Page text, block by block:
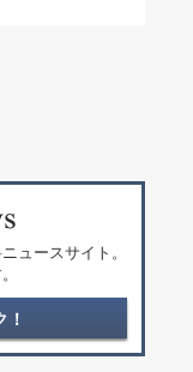
ュースサイト。